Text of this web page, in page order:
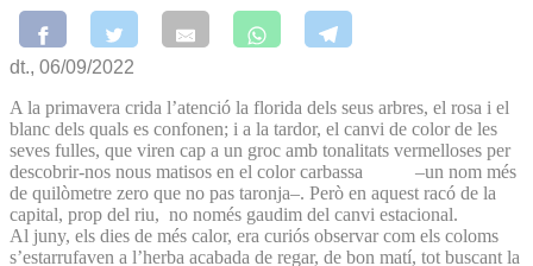
dt., 06/09/2022
A la primavera crida l’atenció la florida dels seus arbres, el rosa i el
blanc dels quals es confonen; i a la tardor, el canvi de color de les
seves fulles, que viren cap a un groc amb tonalitats vermelloses per
descobrir-nos nous matisos en el color carbassa –un nom més
de quilòmetre zero que no pas taronja–. Però en aquest racó de la
capital, prop del riu, no només gaudim del canvi estacional.
Al juny, els dies de més calor, era curiós observar com els coloms
s’estarrufaven a l’herba acabada de regar, de bon matí, tot buscant la